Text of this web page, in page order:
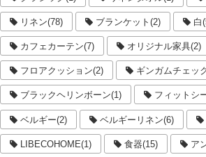
リネン(78) ブランケット(2) 白
カフェカーテン(7) オリジナル家具(2)
フロアクッション(2) ギンガムチェッ
ブラックヘリンボーン(1) フィットシ
ベルギー(2) ベルギーリネン(6)
LIBECOHOME(1) 食器(15) ア